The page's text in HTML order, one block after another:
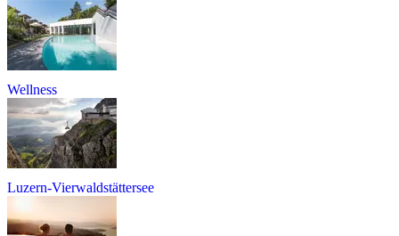
Wellness
Luzern-Vierwaldstättersee